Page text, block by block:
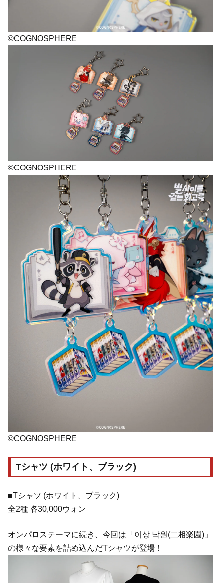
©COGNOSPHERE
©COGNOSPHERE
©COGNOSPHERE
Tシャツ (ホワイト、ブラック)
■Tシャツ (ホワイト、ブラック)
全2種 各30,000ウォン
オンパロステーマに続き、今回は「이상 낙원(二相楽園)」
の様々な要素を詰め込んだTシャツが登場！